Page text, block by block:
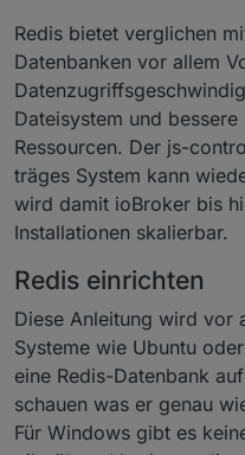
Redis bietet verglichen
Datenbanken vor allem
Dateisystem und
Ressourcen. Der js-
träges System kann
wird damit ioBroker bis
Installationen skalierbar.
Redis einrichten
Diese Anleitung wird vor
Systeme wie Ubuntu
eine Redis-Datenbank
schauen was er genau
Für Windows gibt es